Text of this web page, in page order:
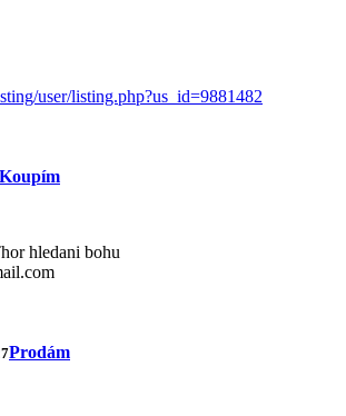
user/listing.php?us_id=9881482
Koupím
hledani bohu
Prodám